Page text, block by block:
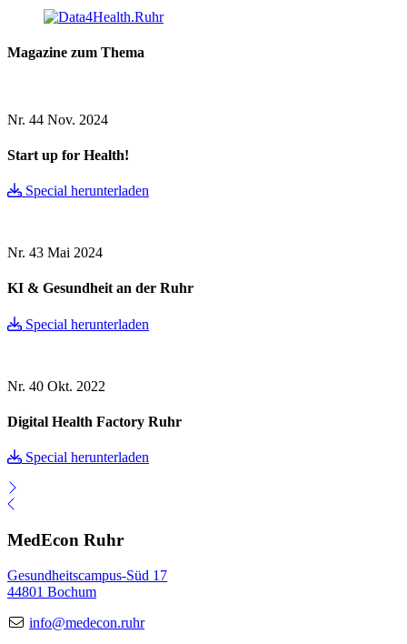
Magazine zum Thema
Nr. 44 Nov. 2024
Start up for Health!
Special herunterladen
Nr. 43 Mai 2024
KI & Gesundheit an der Ruhr
Special herunterladen
Nr. 40 Okt. 2022
Digital Health Factory Ruhr
Special herunterladen
MedEcon Ruhr
Gesundheitscampus-Süd 17
44801 Bochum
info@medecon.ruhr